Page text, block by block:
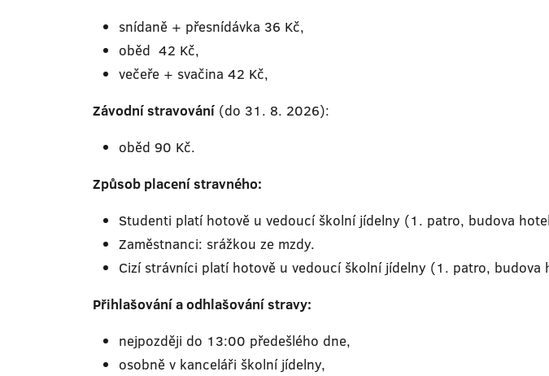
snídaně + přesnídávka 36 Kč,
oběd 42 Kč,
večeře + svačina 42 Kč,
Závodní stravování (do 31. 8. 2026):
oběd 90 Kč.
Způsob placení stravného:
Studenti platí hotově u vedoucí školní jídelny (1. patro, budova
Zaměstnanci: srážkou ze mzdy.
Cizí strávníci platí hotově u vedoucí školní jídelny (1. patro, budova
Přihlašování a odhlašování stravy:
nejpozději do 13:00 předešlého dne,
osobně v kanceláři školní jídelny,